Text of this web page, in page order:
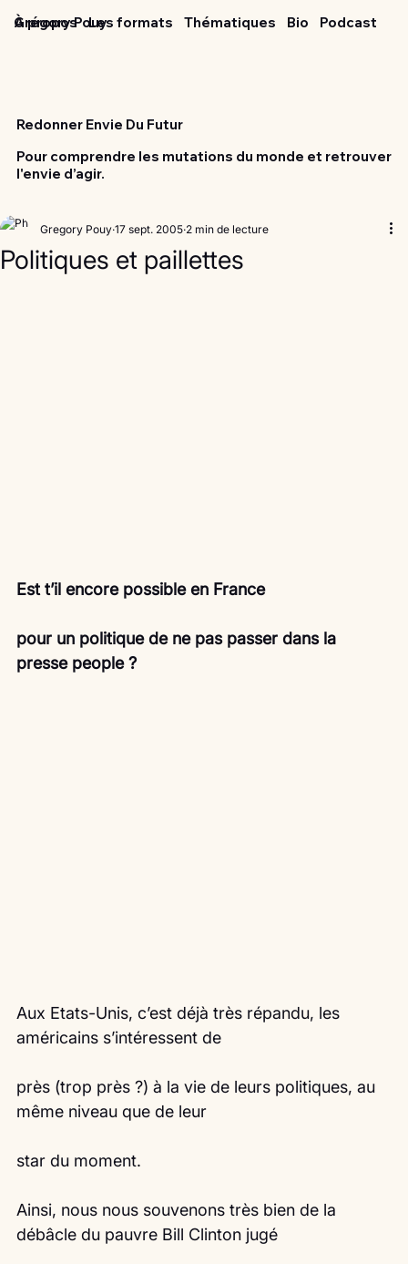
Grégory Pouy
À propos Les formats Thématiques Podcast
Bio
Redonner Envie Du Futur
Pour comprendre les mutations du monde et retrouver
l'envie d’agir.
Politiques et paillettes
Gregory Pouy 17 sept. 2005 2 min de lecture
Est t’il encore possible en France
pour un politique de ne pas passer dans la
presse people ?
Aux Etats-Unis, c’est déjà très répandu, les
américains s’intéressent de
près (trop près ?) à la vie de leurs politiques, au
même niveau que de leur
star du moment.
Ainsi, nous nous souvenons très bien de la
débâcle du pauvre Bill Clinton jugé